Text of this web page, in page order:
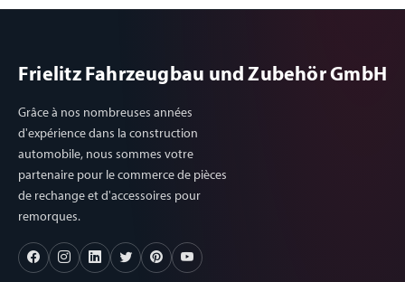
Frielitz Fahrzeugbau und Zubehör GmbH
Grâce à nos nombreuses années
d'expérience dans la construction
automobile, nous sommes votre
partenaire pour le commerce de pièces
de rechange et d'accessoires pour
remorques.